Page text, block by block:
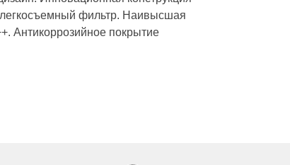
фильтр. Наивысшая
Антикоррозийное покрытие